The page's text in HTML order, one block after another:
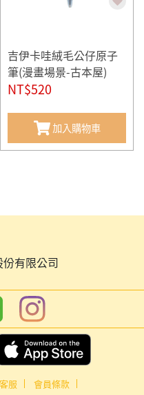
吉伊卡哇絨毛公仔原子
筆(漫畫場景-古本屋)
NT$520
加入購物車
有限公司
服
會員條款